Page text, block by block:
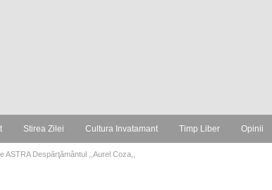
Stirea Zilei Cultura Invatamant Timp Liber Opinii
ASTRA Despărţământul ,,Aurel Coza,,